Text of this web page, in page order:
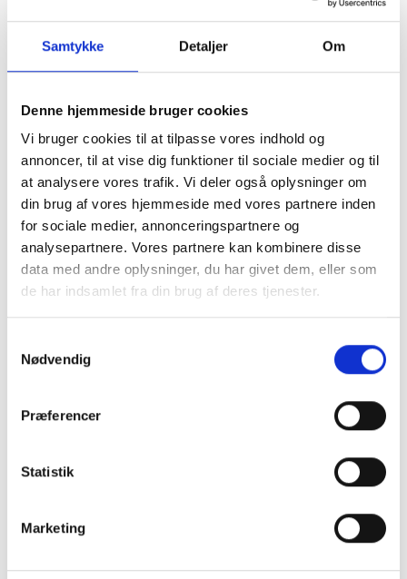
Samtykke Detaljer Om
Denne hjemmeside bruger cookies
Vi bruger cookies til at tilpasse vores indhold og
annoncer, til at vise dig funktioner til sociale medier og til
at analysere vores trafik. Vi deler også oplysninger om
din brug af vores hjemmeside med vores partnere inden
for sociale medier, annonceringspartnere og
analysepartnere. Vores partnere kan kombinere disse
data med andre oplysninger, du har givet dem, eller som
de har indsamlet fra din brug af deres tjenester.
Nødvendig
Præferencer
Statistik
Marketing
Vi er din one-stop shop – alle kompetencer samlet ét
– fra idé til færdigt resultat.
Ægte Specialister
Vi er din one-stop shop – alle kompetencer samlet ét
sted. Det gør processen mere effektiv og overskuelig
– fra idé til færdigt resultat.
Vi designer hjemmesider, der ikke bare ser godt ud,